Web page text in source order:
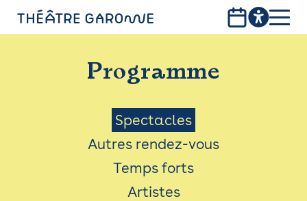
PROGRAMME
INFOS PRATIQUES
AVEC LES PUBLICS
ACCESSIBILITÉ
LES PRODUCTIONS
Programme
Menu
Saison
Spectacles
Autres rendez-vous
Temps forts
Artistes